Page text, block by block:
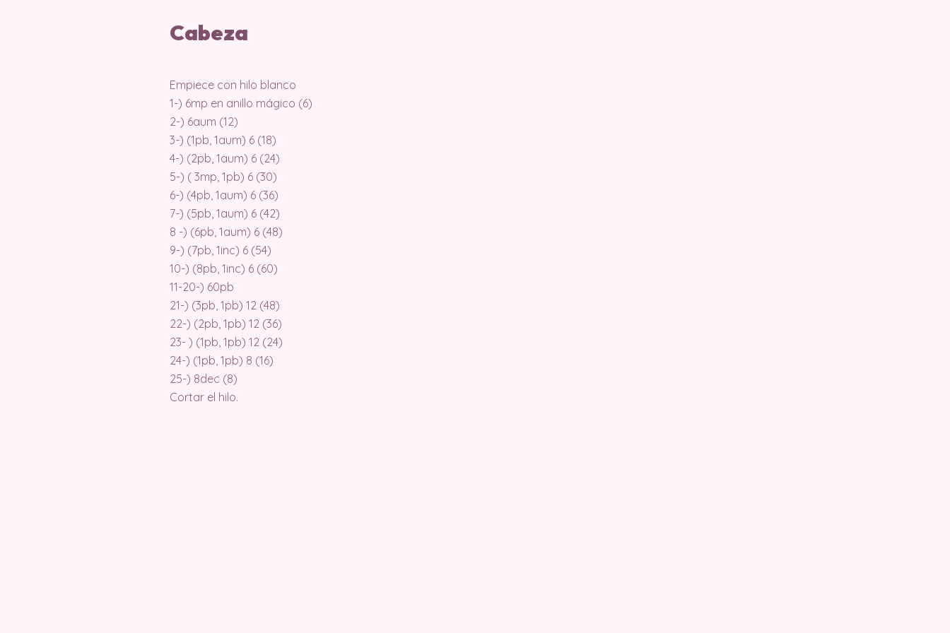
Cabeza
Empiece con hilo blanco
1-) 6mp en anillo mágico (6)
2-) 6aum (12)
3-) (1pb, 1aum) 6 (18)
4-) (2pb, 1aum) 6 (24)
5-) ( 3mp, 1pb) 6 (30)
6-) (4pb, 1aum) 6 (36)
7-) (5pb, 1aum) 6 (42)
8 -) (6pb, 1aum) 6 (48)
9-) (7pb, 1inc) 6 (54)
10-) (8pb, 1inc) 6 (60)
11-20-) 60pb
21-) (3pb, 1pb) 12 (48)
22-) (2pb, 1pb) 12 (36)
23- ) (1pb, 1pb) 12 (24)
24-) (1pb, 1pb) 8 (16)
25-) 8dec (8)
Cortar el hilo.